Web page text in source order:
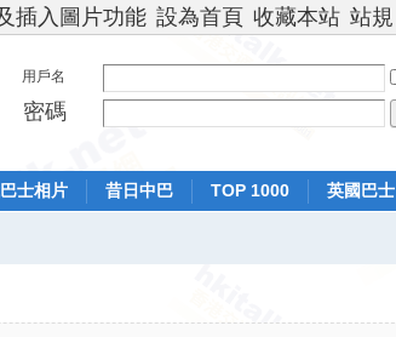
插入圖片功能 設為首頁 收藏本站 站規
用戶名
密碼
士相片 昔日中巴 TOP 1000
英國巴士